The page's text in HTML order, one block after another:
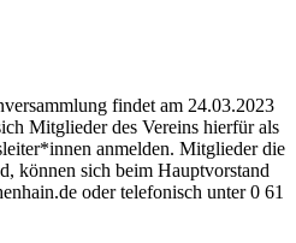
findet am 24.03.2023
Mitglieder des Vereins hierfür als
anmelden. Mitglieder die
können sich beim Hauptvorstand
oder telefonisch unter 0 61